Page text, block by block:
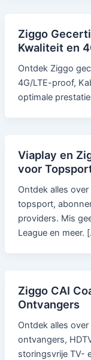
Ziggo
Kwaliteit en
Ontdek Ziggo
4G/LTE-proof,
optimale
Viaplay en
voor
Ontdek alles
topsport,
providers. Mis
League en meer.
Ziggo CAI
Ontvangers
Ontdek alles
ontvangers,
storingsvrije TV-